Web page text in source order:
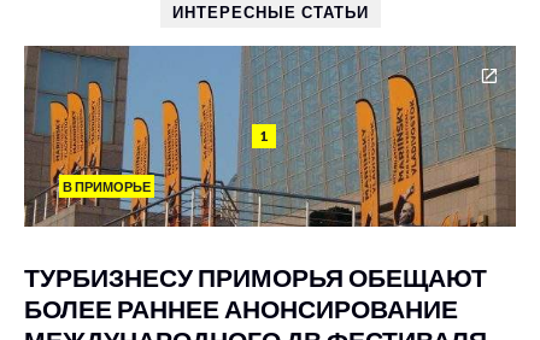
ИНТЕРЕСНЫЕ СТАТЬИ
1
В ПРИМОРЬЕ
ТУРБИЗНЕСУ ПРИМОРЬЯ ОБЕЩАЮТ
БОЛЕЕ РАННЕЕ АНОНСИРОВАНИЕ